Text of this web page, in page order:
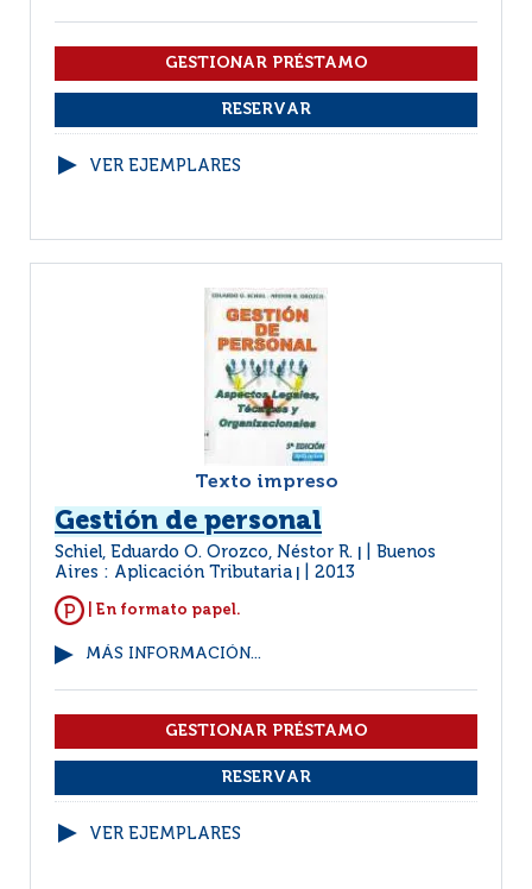
VER EJEMPLARES
Texto impreso
Gestión de personal
Schiel, Eduardo O. Orozco, Néstor R.
Buenos
Aires : Aplicación Tributaria
2013
| En formato papel.
MÁS INFORMACIÓN...
VER EJEMPLARES